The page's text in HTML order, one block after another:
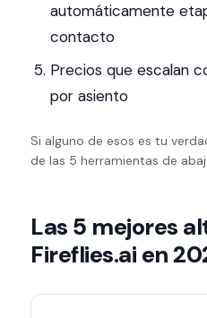
automáticamente
contacto
Precios que escalan
por asiento
Si alguno de esos es tu
de las 5 herramientas de
Las 5 mejores
Fireflies.ai en